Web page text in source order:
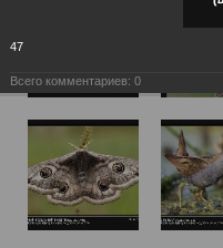
47
Всего комментариев: 0